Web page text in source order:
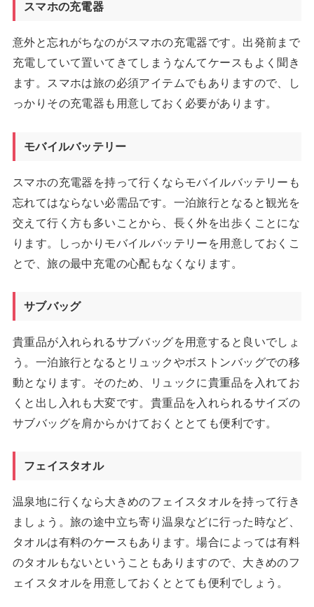
スマホの充電器
意外と忘れがちなのがスマホの充電器です。出発前まで
充電していて置いてきてしまうなんてケースもよく聞き
ます。スマホは旅の必須アイテムでもありますので、し
っかりその充電器も用意しておく必要があります。
モバイルバッテリー
スマホの充電器を持って行くならモバイルバッテリーも
忘れてはならない必需品です。一泊旅行となると観光を
交えて行く方も多いことから、長く外を出歩くことにな
ります。しっかりモバイルバッテリーを用意しておくこ
とで、旅の最中充電の心配もなくなります。
サブバッグ
貴重品が入れられるサブバッグを用意すると良いでしょ
う。一泊旅行となるとリュックやボストンバッグでの移
動となります。そのため、リュックに貴重品を入れてお
くと出し入れも大変です。貴重品を入れられるサイズの
サブバッグを肩からかけておくととても便利です。
フェイスタオル
温泉地に行くなら大きめのフェイスタオルを持って行き
ましょう。旅の途中立ち寄り温泉などに行った時など、
タオルは有料のケースもあります。場合によっては有料
のタオルもないということもありますので、大きめのフ
ェイスタオルを用意しておくととても便利でしょう。